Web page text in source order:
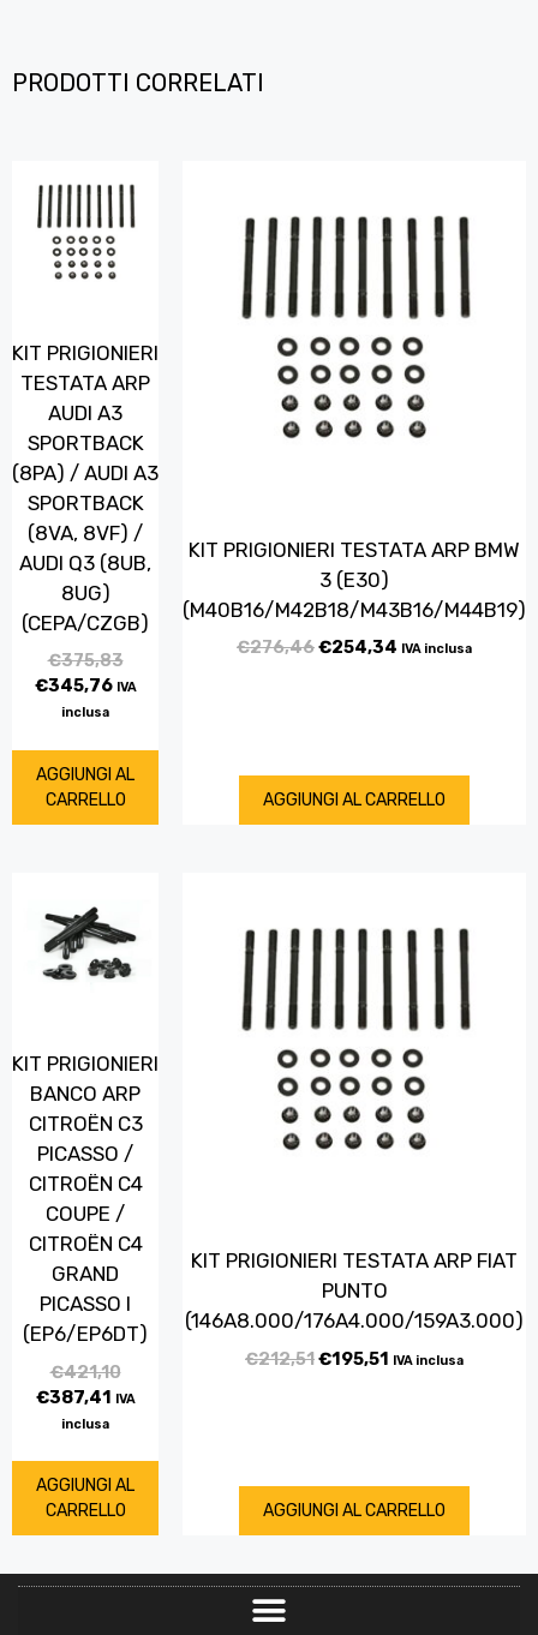
PRODOTTI CORRELATI
KIT PRIGIONIERI
TESTATA ARP
AUDI A3
SPORTBACK
(8PA) / AUDI A3
SPORTBACK
(8VA, 8VF) /
AUDI Q3 (8UB,
8UG)
(CEPA/CZGB)
€375,83
€345,76 IVA
inclusa
AGGIUNGI AL
CARRELLO
KIT PRIGIONIERI TESTATA ARP BMW
3 (E30)
(M40B16/M42B18/M43B16/M44B19)
€276,46€254,34 IVA inclusa
AGGIUNGI AL CARRELLO
KIT PRIGIONIERI
BANCO ARP
CITROËN C3
PICASSO /
CITROËN C4
COUPE /
CITROËN C4
GRAND
PICASSO I
(EP6/EP6DT)
€421,10
€387,41 IVA
inclusa
AGGIUNGI AL
CARRELLO
KIT PRIGIONIERI TESTATA ARP FIAT
PUNTO
(146A8.000/176A4.000/159A3.000)
€212,51€195,51 IVA inclusa
AGGIUNGI AL CARRELLO